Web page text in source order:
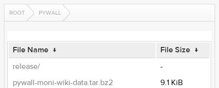
ROOT PYWALL
File Name ↓ File Size ↓
release/
-
pywall-moni-wiki-data.tar.bz2
9.1 KiB